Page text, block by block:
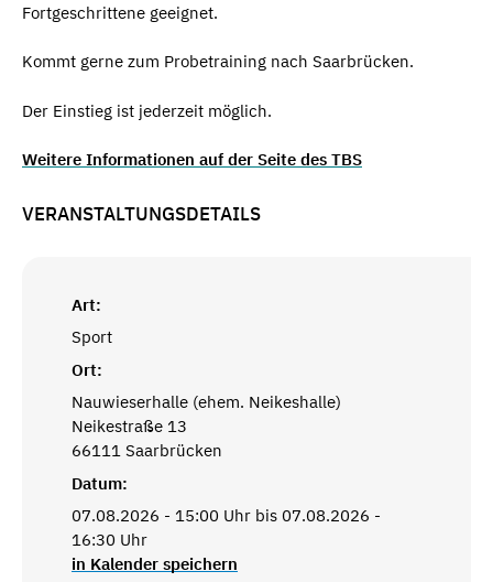
Fortgeschrittene geeignet.
Kommt gerne zum Probetraining nach Saarbrücken.
Der Einstieg ist jederzeit möglich.
Weitere Informationen auf der Seite des TBS
VERANSTALTUNGSDETAILS
Art:
Sport
Ort:
Nauwieserhalle (ehem. Neikeshalle)
Neikestraße 13
66111 Saarbrücken
Datum:
07.08.2026 - 15:00 Uhr bis 07.08.2026 -
16:30 Uhr
in Kalender speichern